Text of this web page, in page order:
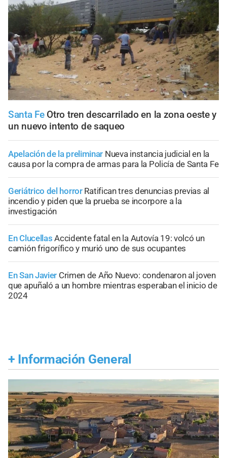
Santa Fe Otro tren descarrilado en la zona oeste y
un nuevo intento de saqueo
Apelación de la preliminar Nueva instancia judicial en la
causa por la compra de armas para la Policía de Santa Fe
Geriátrico del horror Ratifican tres denuncias previas al
incendio y piden que la prueba se incorpore a la
investigación
En Clucellas Accidente fatal en la Autovía 19: volcó un
camión frigorífico y murió uno de sus ocupantes
En San Javier Crimen de Año Nuevo: condenaron al joven
que apuñaló a un hombre mientras esperaban el inicio de
2024
+ Información General